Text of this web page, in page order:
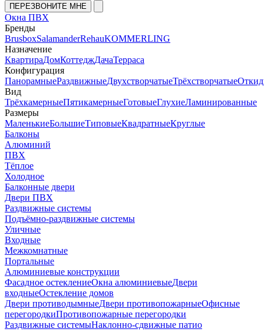
ПЕРЕЗВОНИТЕ МНЕ
Окна ПВХ
Бренды
BrusboxSalamanderRehauKOMMERLING
Назначение
КвартираДомКоттеджДачаТерраса
Конфигурация
ПанорамныеРаздвижныеДвухстворчатыеТрёхстворчатые
Вид
ТрёхкамерныеПятикамерныеГотовыеГлухиеЛаминированные
Размеры
МаленькиеБольшиеТиповыеКвадратныеКруглые
Балконы
Алюминий
ПВХ
Тёплое
Холодное
Балконные двери
Двери ПВХ
Раздвижные системы
Подъёмно-раздвижные системы
Уличные
Входные
Межкомнатные
Портальные
Алюминиевые конструкции
Фасадное остеклениеОкна алюминиевыеДвери
входныеОстекление домов
Двери противодымныеДвери противопожарныеОфисные
перегородкиПротивопожарные перегородки
Раздвижные системыНаклонно-сдвижные патио